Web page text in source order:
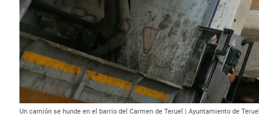
Un camión se hunde en el barrio del Carmen de Teruel | Ayuntamiento de Teruel